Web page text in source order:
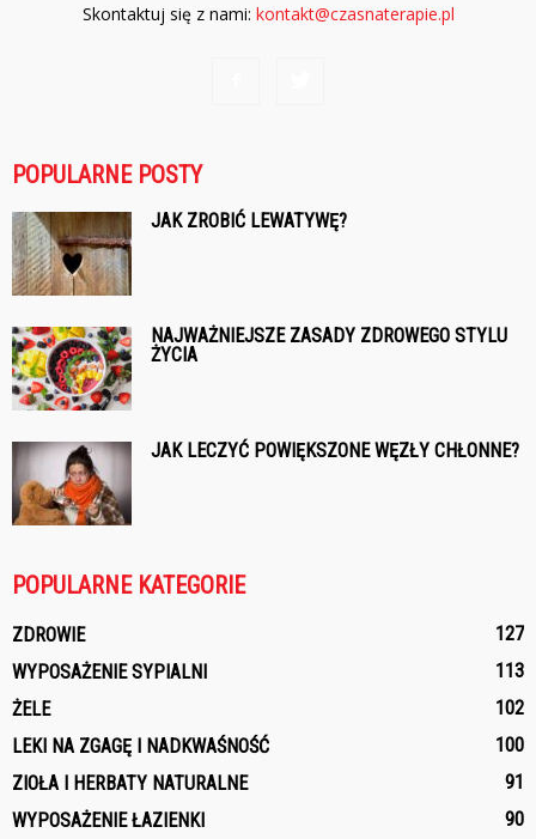
Skontaktuj się z nami: kontakt@czasnaterapie.pl
POPULARNE POSTY
JAK ZROBIĆ LEWATYWĘ?
NAJWAŻNIEJSZE ZASADY ZDROWEGO STYLU
ŻYCIA
JAK LECZYĆ POWIĘKSZONE WĘZŁY CHŁONNE?
POPULARNE KATEGORIE
ZDROWIE
127
WYPOSAŻENIE SYPIALNI
113
ŻELE
102
LEKI NA ZGAGĘ I NADKWAŚNOŚĆ
100
ZIOŁA I HERBATY NATURALNE
91
WYPOSAŻENIE ŁAZIENKI
90